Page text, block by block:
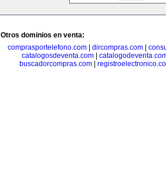
Otros dominios en venta:
comprasportelefono.com
dircompras.com
catalogosdeventa.com
buscadorcompras.com